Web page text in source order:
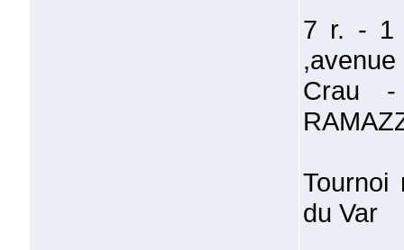
7 r. - 1
Crau
Tournoi
du Var